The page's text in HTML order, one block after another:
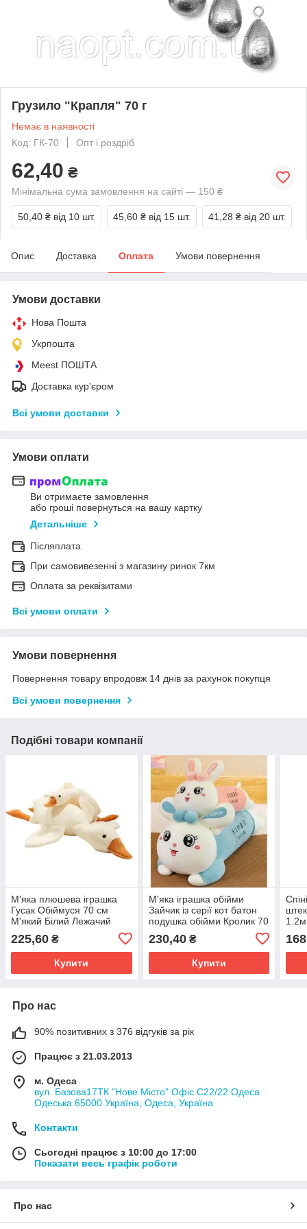
Грузило "Крапля" 70 г
Немає в наявності
Код: ГК-70
Опт і роздріб
62,40 ₴
Мінімальна сума замовлення на сайті — 150 ₴
50,40 ₴ від 10 шт. 45,60 ₴ від 15 шт. 41,28 ₴ від 20 шт.
Опис Доставка Оплата Умови повернення
Умови доставки
Нова Пошта
Укрпошта
Meest ПОШТА
Доставка кур'єром
Всі умови доставки
Умови оплати
Ви отримаєте замовлення
або гроші повернуться на вашу картку
Детальніше
Післяплата
При самовивезенні з магазину ринок 7км
Оплата за реквізитами
Всі умови оплати
Умови повернення
Повернення товару впродовж 14 днів за рахунок покупця
Всі умови повернення
Подібні товари компанії
М'яка плюшева іграшка
Гусак Обіймуся 70 см
М'який Білий Лежачий
225,60 ₴
Купити
М'яка іграшка обійми
Зайчик із серії кот батон
подушка обійми Кролик 70
230,40₴
Купити
1.2м
168
Про нас
90% позитивних з 376 відгуків за рік
Працює з 21.03.2013
м. Одеса
вул. Базова17ТК "Нове Місто" Офіс С22/22 Одеса
Одеська 65000 Україна, Одеса, Україна
Контакти
Сьогодні працює з 10:00 до 17:00
Показати весь графік роботи
Про нас